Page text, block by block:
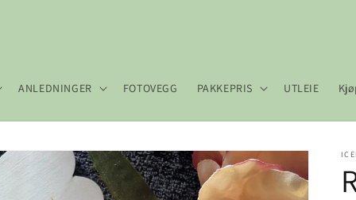
ANLEDNINGER FOTOVEGG PAKKEPRIS UTLEIE